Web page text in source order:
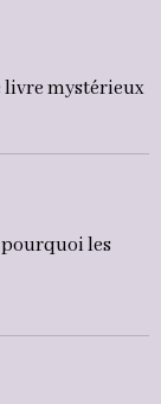
livre mystérieux
les